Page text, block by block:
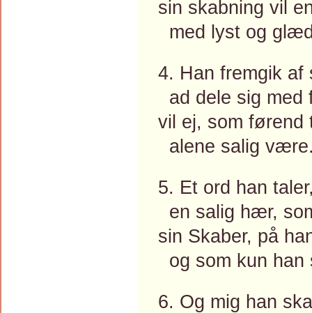
sin skabning vil
med lyst og
4. Han fremgik af
ad dele sig med
vil ej, som førend
alene salig
5. Et ord han
en salig hær,
sin Skaber, på
og som kun han
6. Og mig han